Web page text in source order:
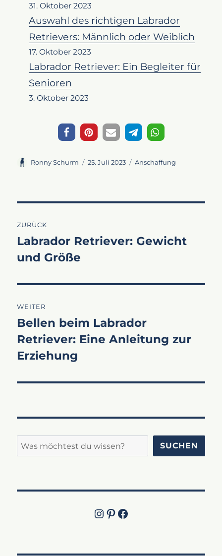
31. Oktober 2023
Auswahl des richtigen Labrador
Retrievers: Männlich oder Weiblich
17. Oktober 2023
Labrador Retriever: Ein Begleiter für
Senioren
3. Oktober 2023
Autor
Ronny Schurm
Veröffentlicht
25. Juli 2023 Kategorien
Anschaffung
ZURÜCK
Vorheriger
Beitrag:
Labrador Retriever: Gewicht
und Größe
WEITER
Nächster
Beitrag:
Bellen beim Labrador
Retriever: Eine Anleitung zur
Erziehung
Suchen SUCHEN
Instagram
Pinterest
Jetzt die Facebook-Fanpage von Lucky Labrador besuchen!